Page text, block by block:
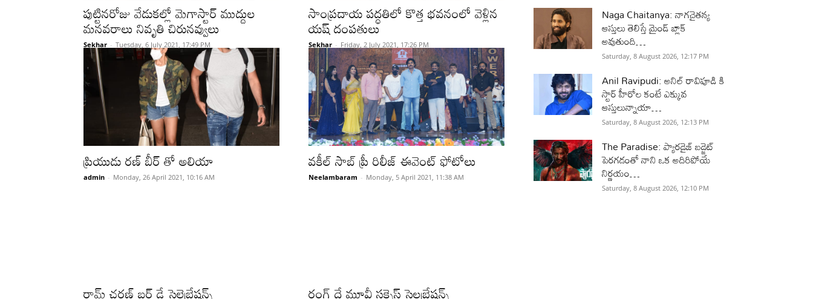
పుట్టినరోజు వేడుకల్లో మెగాస్టార్ ముద్దుల
మనవరాలు నివృతి చిరునవ్వులు
Sekhar - Tuesday, 6 July 2021, 17:49 PM
సాంప్రదాయ పద్ధతిలో కొత్త భవనంలో వెళ్లిన
యష్ దంపతులు
Sekhar - Friday, 2 July 2021, 17:26 PM
ప్రియుడు రణ్ బీర్ తో అలియా
admin - Monday, 26 April 2021, 10:16 AM
వకీల్ సాబ్ ప్రీ రిలీజ్ ఈవెంట్ ఫోటోలు
Neelambaram - Monday, 5 April 2021, 11:38 AM
రామ్ చరణ్ బర్త్ డే సెలెబ్రేషన్స్ రంగ్ దే మూవీ సక్సెస్ సెలబ్రేషన్స్
Naga Chaitanya: నాగచైతన్య
ఆస్తులు తెలిస్తే మైండ్ బ్లాక్
అవుతుంది…
Saturday, 8 August 2026, 12:17 PM
Anil Ravipudi: అనిల్ రావిపూడి కి
స్టార్ హీరోల కంటే ఎక్కువ
ఆస్తులున్నాయా…
Saturday, 8 August 2026, 12:13 PM
The Paradise: ప్యారడైజ్ బడ్జెట్
పెరగడంతో నాని ఒక అదిరిపోయే
నిర్ణయం…
Saturday, 8 August 2026, 12:10 PM